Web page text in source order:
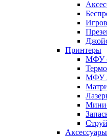
Принтеры
МФУ
МФУ
Аксессуары